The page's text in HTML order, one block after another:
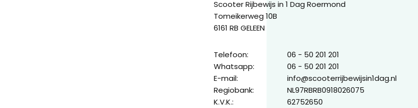
Scooter Rijbewijs in 1 Dag Roermond
Tomeikerweg 10B
6161 RB GELEEN
Telefoon:
06 - 50 201 201
Whatsapp:
06 - 50 201 201
E-mail:
info@scooterrijbewijsin1dag.nl
Regiobank:
NL97RBRB0918026075
K.V.K.:
62752650